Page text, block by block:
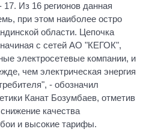
17. Из 16 регионов данная
при этом наиболее остро
области. Цепочка
начиная с сетей АО "КЕГОК",
электросетевые компании, и
чем электрическая энергия
- обозначил
Канат Бозумбаев, отметив
качества
и высокие тарифы.